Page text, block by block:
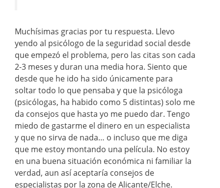
Muchísimas gracias por tu respuesta. Llevo
yendo al psicólogo de la seguridad social desde
que empezó el problema, pero las citas son cada
2-3 meses y duran una media hora. Siento que
desde que he ido ha sido únicamente para
soltar todo lo que pensaba y que la psicóloga
(psicólogas, ha habido como 5 distintas) solo me
da consejos que hasta yo me puedo dar. Tengo
miedo de gastarme el dinero en un especialista
y que no sirva de nada… o incluso que me diga
que me estoy montando una película. No estoy
en una buena situación económica ni familiar la
verdad, aun así aceptaría consejos de
especialistas por la zona de Alicante/Elche.